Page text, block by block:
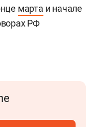
марта и начале
РФ